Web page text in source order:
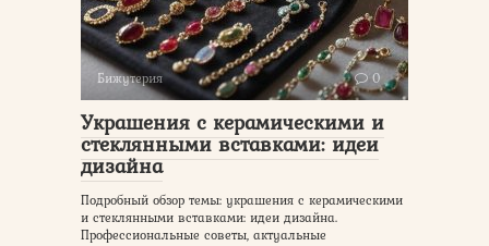
Бижутерия 0
Украшения с керамическими и
стеклянными вставками: идеи
дизайна
Подробный обзор темы: украшения с керамическими
и стеклянными вставками: идеи дизайна.
Профессиональные советы, актуальные